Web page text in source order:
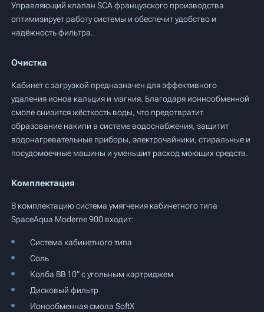
Управляющий клапан SCA французского производства
оптимизирует работу системы и обеспечит удобство и
надёжность фильтра.
Очистка
Кабинет с загрузкой предназначен для эффективного
удаления ионов кальция и магния. Благодаря ионнообменной
смоле снизится жёсткость воды, что предотвратит
образование накипи в системе водоснабжения, защитит
водонагревательные приборы, электрочайники, стиральные и
посудомоечные машины и уменьшит расход моющих средств.
Комплектация
В комплектацию система умягчения кабинетного типа
SpaceAqua Moderne 900 входит:
Система кабинетного типа
Соль
Колба BB 10” с угольным картриджем
Дисковый фильтр
Ионообменная смола SoftX